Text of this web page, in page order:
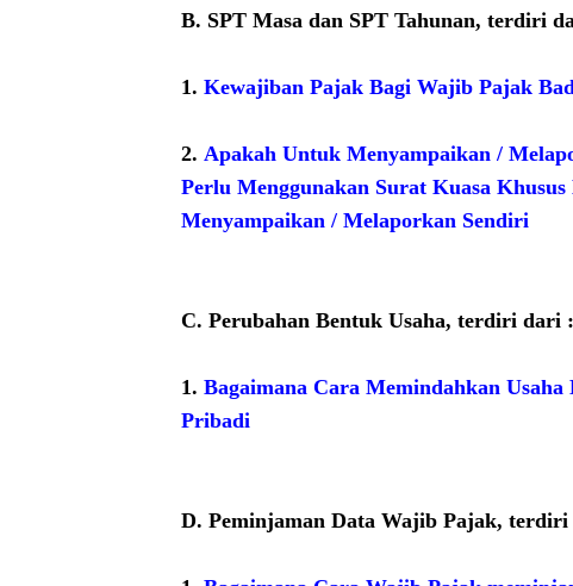
B. SPT Masa dan SPT Tahunan, terdiri
1. Kewajiban Pajak Bagi Wajib Pajak
2. Apakah Untuk Menyampaikan /
Perlu Menggunakan Surat Kuasa
Menyampaikan / Melaporkan Sendiri
C. Perubahan Bentuk Usaha, terdiri dari :
1. Bagaimana Cara Memindahkan
Pribadi
D. Peminjaman Data Wajib Pajak,